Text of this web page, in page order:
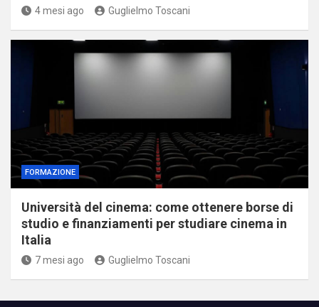
4 mesi ago Guglielmo Toscani
FORMAZIONE
Università del cinema: come ottenere borse di
studio e finanziamenti per studiare cinema in
Italia
7 mesi ago Guglielmo Toscani